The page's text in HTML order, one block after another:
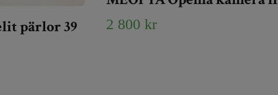
pärlor 39
2 800 kr